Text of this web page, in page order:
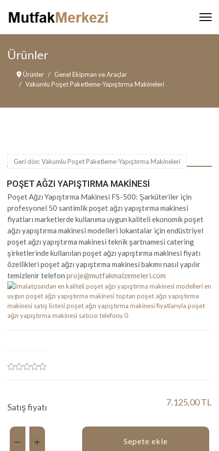
Ürünler
Ürünler
Genel Ekipman ve Araçlar
Vakumlu Poşet Paketleme-Yapıştırma Makineleri
Geri dön: Vakumlu Poşet Paketleme-Yapıştırma Makineleri
POŞET AĞZI YAPIŞTIRMA MAKINESI
Poşet Ağzı Yapıştırma Makinesi FS-500: Şarküteriler için
profesyonel 50 santimlik poşet ağzı yapıştırma makinesi
fiyatları marketlerde kullanıma uygun kaliteli ekonomik poşet
ağzı yapıştırma makinesi modelleri lokantalar için endüstriyel
poşet ağzı yapıştırma makinesi teknik şartnamesi catering
şirketlerinde kullanılan poşet ağzı yapıştırma makinesi fiyatı
özellikleri poşet ağzı yapıştırma makinesi bakımı nasıl yapılır
temizlenir telefon proje@mutfakmalzemeleri.com
Satış fiyatı 7.125,00 TL
Miktar:
Sepete ekle